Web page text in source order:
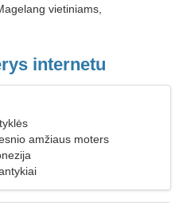
vietiniams,
internetu
amžiaus moters